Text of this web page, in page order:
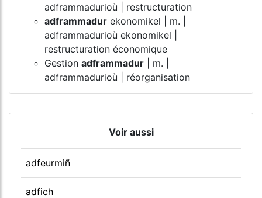
adframmadurioù | restructuration
adframmadur ekonomikel | m. |
adframmadurioù ekonomikel |
restructuration économique
Gestion adframmadur | m. |
adframmadurioù | réorganisation
Voir aussi
adfeurmiñ
adfich